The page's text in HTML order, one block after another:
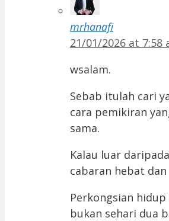
mrhanafi
21/01/2026 at 7:58
wsalam.
Sebab itulah cari
cara pemikiran
sama.
Kalau luar
cabaran hebat
Perkongsian
bukan sehari dua